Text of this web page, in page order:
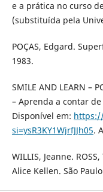
e a prática no curso
(substituída pela
POÇAS, Edgard.
1983.
SMILE AND LEARN –
– Aprenda a contar
Disponível em:
si=ysR3KY1WjrfJJh05.
WILLIS, Jeanne.
Alice Kellen. São